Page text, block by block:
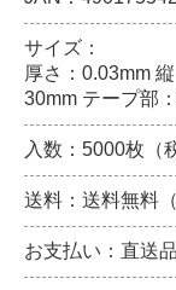
サイズ：
厚さ：0.03mm
30mm テープ部
入数：5000枚（
送料：送料無料
お支払い：直送